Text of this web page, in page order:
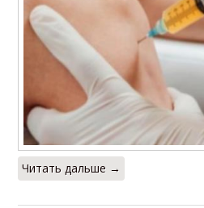
Читать дальше →